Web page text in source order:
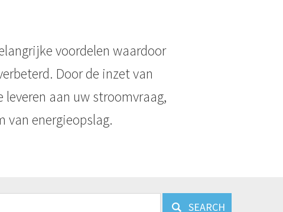
voordelen waardoor
Door de inzet van
leveren aan uw stroomvraag,
van energieopslag.
SEARCH